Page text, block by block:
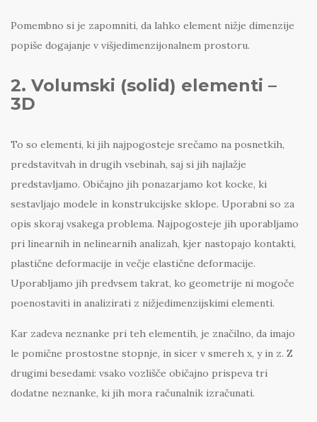
Pomembno si je zapomniti, da lahko element nižje dimenzije
popiše dogajanje v višjedimenzijonalnem prostoru.
2. Volumski (solid) elementi –
3D
To so elementi, ki jih najpogosteje srečamo na posnetkih,
predstavitvah in drugih vsebinah, saj si jih najlažje
predstavljamo. Običajno jih ponazarjamo kot kocke, ki
sestavljajo modele in konstrukcijske sklope. Uporabni so za
opis skoraj vsakega problema. Najpogosteje jih uporabljamo
pri linearnih in nelinearnih analizah, kjer nastopajo kontakti,
plastične deformacije in večje elastične deformacije.
Uporabljamo jih predvsem takrat, ko geometrije ni mogoče
poenostaviti in analizirati z nižjedimenzijskimi elementi.
Kar zadeva neznanke pri teh elementih, je značilno, da imajo
le pomične prostostne stopnje, in sicer v smereh x, y in z. Z
drugimi besedami: vsako vozlišče običajno prispeva tri
dodatne neznanke, ki jih mora računalnik izračunati.